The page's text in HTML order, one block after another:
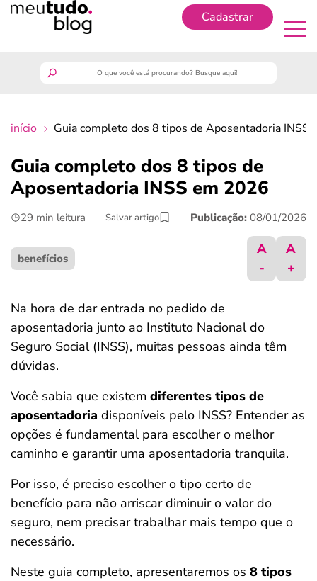
Cadastrar
finanças
benefícios
crédito fácil
ferramentas
início Guia completo dos 8 tipos de Aposentadoria INSS
Guia completo dos 8 tipos de
Aposentadoria INSS em 2026
29 min leitura Salvar artigo Publicação: 08/01/2026
benefícios
A
-
A
+
Na hora de dar entrada no pedido de
aposentadoria junto ao Instituto Nacional do
Seguro Social (INSS), muitas pessoas ainda têm
dúvidas.
Você sabia que existem diferentes tipos de
aposentadoria disponíveis pelo INSS? Entender as
opções é fundamental para escolher o melhor
caminho e garantir uma aposentadoria tranquila.
Por isso, é preciso escolher o tipo certo de
benefício para não arriscar diminuir o valor do
seguro, nem precisar trabalhar mais tempo que o
necessário.
Neste guia completo, apresentaremos os 8 tipos